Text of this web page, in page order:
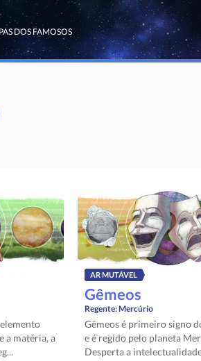
DOS FAMOSOS
a matéria, a
AR MUTÁVEL
Gêmeos
Regente:Mercúrio
Gêmeos é primeiro signo
e é regido pelo planeta
Desperta a